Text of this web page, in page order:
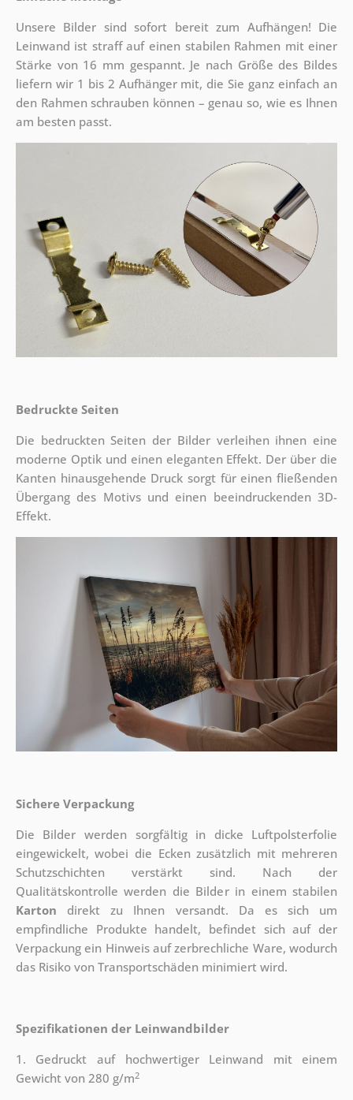
Unsere Bilder sind sofort bereit zum Aufhängen! Die
Leinwand ist straff auf einen stabilen Rahmen mit einer
Stärke von 16 mm gespannt. Je nach Größe des Bildes
liefern wir 1 bis 2 Aufhänger mit, die Sie ganz einfach an
den Rahmen schrauben können – genau so, wie es Ihnen
am besten passt.
Bedruckte Seiten
Die bedruckten Seiten der Bilder verleihen ihnen eine
moderne Optik und einen eleganten Effekt. Der über die
Kanten hinausgehende Druck sorgt für einen fließenden
Übergang des Motivs und einen beeindruckenden 3D-
Effekt.
Sichere Verpackung
Die Bilder werden sorgfältig in dicke Luftpolsterfolie
eingewickelt, wobei die Ecken zusätzlich mit mehreren
Schutzschichten verstärkt sind. Nach der
Qualitätskontrolle werden die Bilder in einem stabilen
Karton direkt zu Ihnen versandt. Da es sich um
empfindliche Produkte handelt, befindet sich auf der
Verpackung ein Hinweis auf zerbrechliche Ware, wodurch
das Risiko von Transportschäden minimiert wird.
Spezifikationen der Leinwandbilder
1. Gedruckt auf hochwertiger Leinwand mit einem
Gewicht von 280 g/m2